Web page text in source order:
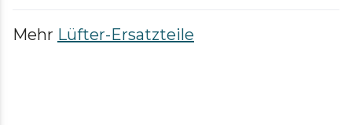
Mehr Lüfter-Ersatzteile